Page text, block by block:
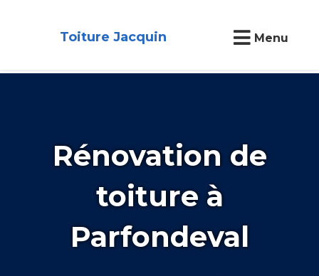
Toiture Jacquin Menu
Rénovation de
toiture à
Parfondeval